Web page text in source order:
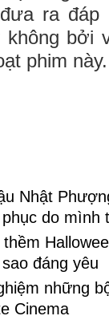
ra đáp
bởi
phim này.
Nhật
do mình
đáng yêu
những
Cinema